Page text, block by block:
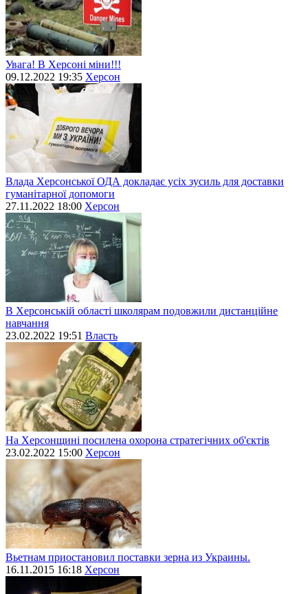
Увага! В Херсоні міни!!!
09.12.2022 19:35 Херсон
Влада Херсонської ОДА докладає усіх зусиль для доставки
гуманітарної допомоги
27.11.2022 18:00 Херсон
В Херсонській області школярам подовжили дистанційне
навчання
23.02.2022 19:51 Власть
На Херсонщині посилена охорона стратегічних об'єктів
23.02.2022 15:00 Херсон
Вьетнам приостановил поставки зерна из Украины.
16.11.2015 16:18 Херсон